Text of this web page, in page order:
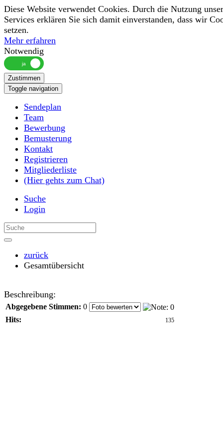
Diese Website verwendet Cookies. Durch die Nutzung
Services erklären Sie sich damit einverstanden, dass wir
setzen.
Mehr erfahren
Notwendig
Zustimmen
Toggle navigation
Sendeplan
Team
Bewerbung
Bemusterung
Kontakt
Registrieren
Mitgliederliste
(Hier gehts zum Chat)
Suche
Login
zurück
Gesamtübersicht
Beschreibung:
Abgegebene Stimmen: 0
Hits:
135